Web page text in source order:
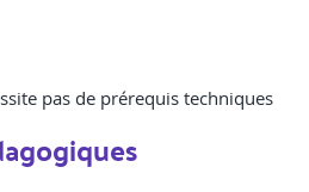
pas de prérequis techniques